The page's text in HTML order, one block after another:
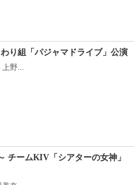
り組「パジャマドライブ」公演
野...
チームKIV「シアターの女神」